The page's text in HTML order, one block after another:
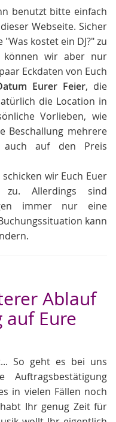
benutzt bitte einfach
Webseite. Sicher
kostet ein DJ?" zu
können wir aber nur
Eckdaten von Euch
Eurer Feier, die
die Location in
Vorlieben, wie
Beschallung mehrere
auf den Preis
wir Euch Euer
zu. Allerdings sind
immer nur eine
kann
Ablauf
Eure
So geht es bei uns
Auftragsbestätigung
in vielen Fällen noch
Ihr genug Zeit für